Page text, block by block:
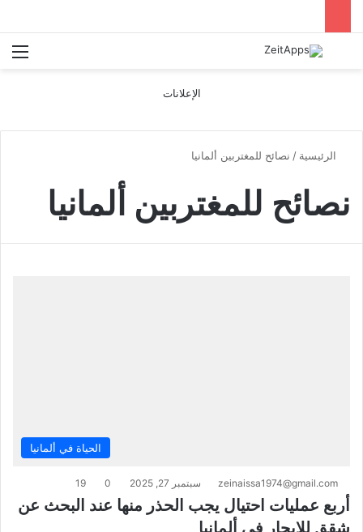
بحث عن
الإعلانات
الرئيسية / نصائح للمغتربين ألمانيا
نصائح للمغتربين ألمانيا
الحياة في ألمانيا
zeinaissa1974@gmail.com سبتمبر 27, 2025 0
19
أربع عمليات احتيال يجب الحذر منها عند البحث عن
شقق للإيجار في ألمانيا